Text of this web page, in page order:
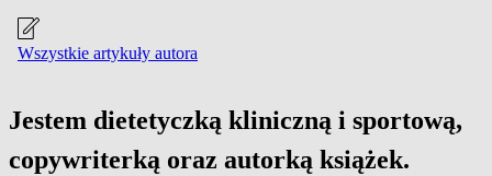
Wszystkie artykuły autora
Jestem dietetyczką kliniczną i sportową,
copywriterką oraz autorką książek.